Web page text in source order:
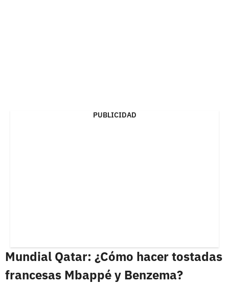
PUBLICIDAD
Mundial Qatar: ¿Cómo hacer tostadas
francesas Mbappé y Benzema?